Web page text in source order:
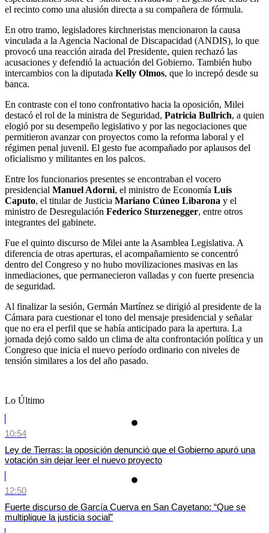
el recinto como una alusión directa a su compañera de fórmula.
En otro tramo, legisladores kirchneristas mencionaron la causa
vinculada a la Agencia Nacional de Discapacidad (ANDIS), lo que
provocó una reacción airada del Presidente, quien rechazó las
acusaciones y defendió la actuación del Gobierno. También hubo
intercambios con la diputada Kelly Olmos, que lo increpó desde su
banca.
En contraste con el tono confrontativo hacia la oposición, Milei
destacó el rol de la ministra de Seguridad, Patricia Bullrich, a quien
elogió por su desempeño legislativo y por las negociaciones que
permitieron avanzar con proyectos como la reforma laboral y el
régimen penal juvenil. El gesto fue acompañado por aplausos del
oficialismo y militantes en los palcos.
Entre los funcionarios presentes se encontraban el vocero
presidencial Manuel Adorni, el ministro de Economía Luis
Caputo, el titular de Justicia Mariano Cúneo Libarona y el
ministro de Desregulación Federico Sturzenegger, entre otros
integrantes del gabinete.
Fue el quinto discurso de Milei ante la Asamblea Legislativa. A
diferencia de otras aperturas, el acompañamiento se concentró
dentro del Congreso y no hubo movilizaciones masivas en las
inmediaciones, que permanecieron valladas y con fuerte presencia
de seguridad.
Al finalizar la sesión, Germán Martínez se dirigió al presidente de la
Cámara para cuestionar el tono del mensaje presidencial y señalar
que no era el perfil que se había anticipado para la apertura. La
jornada dejó como saldo un clima de alta confrontación política y un
Congreso que inicia el nuevo período ordinario con niveles de
tensión similares a los del año pasado.
Lo Último
10:54
Ley de Tierras: la oposición denunció que el Gobierno apuró una
votación sin dejar leer el nuevo proyecto
12:50
Fuerte discurso de García Cuerva en San Cayetano: “Que se
multiplique la justicia social”